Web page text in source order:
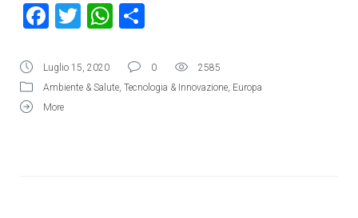
Facebook
TwitterWhatsApp
Luglio 15, 2020 0
2585
Ambiente & Salute, Tecnologia & Innovazione, Europa
More